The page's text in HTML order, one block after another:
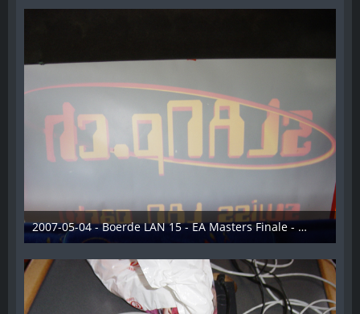
2007-05-04 - Boerde LAN 15 - EA Masters Finale - 010
28. Dezember 2012